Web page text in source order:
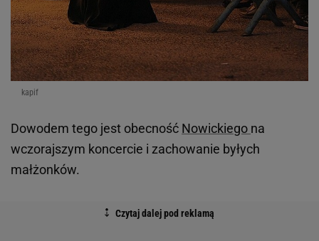
kapif
Dowodem tego jest obecność Nowickiego na
wczorajszym koncercie i zachowanie byłych
małżonków.